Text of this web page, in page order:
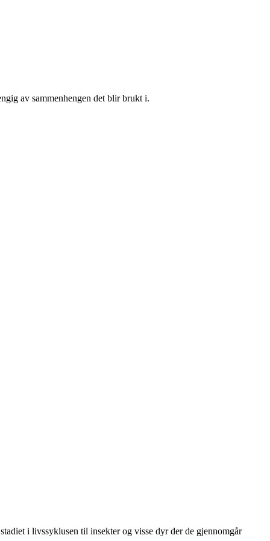
av sammenhengen det blir brukt i.
i livssyklusen til insekter og visse dyr der de gjennomgår